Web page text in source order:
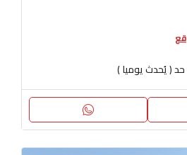
( يُحدث يوميا )